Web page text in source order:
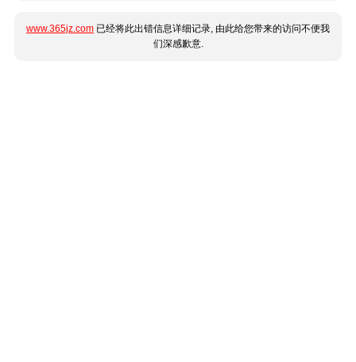
www.365jz.com 已经将此出错信息详细记录, 由此给您带来的访问不便我
们深感歉意.